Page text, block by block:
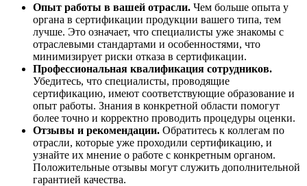
Опыт работы в вашей отрасли. Чем больше опыта у
органа в сертификации продукции вашего типа, тем
лучше. Это означает, что специалисты уже знакомы с
отраслевыми стандартами и особенностями, что
минимизирует риски отказа в сертификации.
Профессиональная квалификация сотрудников.
Убедитесь, что специалисты, проводящие
сертификацию, имеют соответствующие образование и
опыт работы. Знания в конкретной области помогут
более точно и корректно проводить процедуры оценки.
Отзывы и рекомендации. Обратитесь к коллегам по
отрасли, которые уже проходили сертификацию, и
узнайте их мнение о работе с конкретным органом.
Положительные отзывы могут служить дополнительной
гарантией качества.